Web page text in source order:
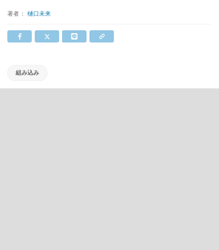
著者： 樋口未来
組み込み